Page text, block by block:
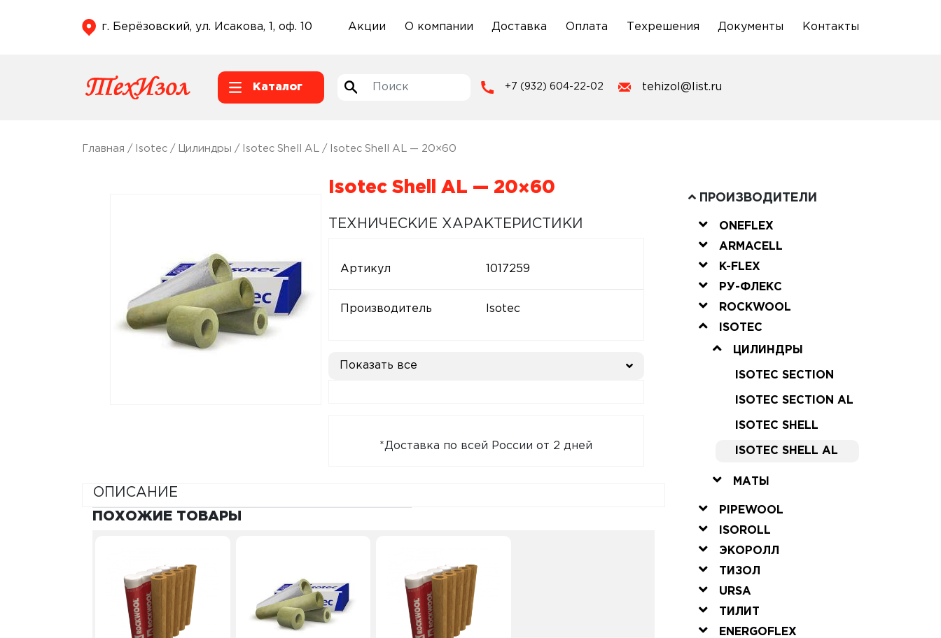
г. Берёзовский, ул. Исакова, 1, оф. 10 Акции О компании Доставка Оплата Техрешения Документы Контакты
Каталог +7 (932) 604-22-02 tehizol@list.ru
Главная / Isotec / Цилиндры / Isotec Shell AL / Isotec Shell AL — 20×60
Isotec Shell AL — 20×60
ТЕХНИЧЕСКИЕ ХАРАКТЕРИСТИКИ
Артикул 1017259
Производитель Isotec
Показать все
*Доставка по всей России от 2 дней
ОПИСАНИЕ
ПОХОЖИЕ ТОВАРЫ
ПРОИЗВОДИТЕЛИ
ONEFLEX
ARMACELL
K-FLEX
РУ-ФЛЕКС
ROCKWOOL
ISOTEC
ЦИЛИНДРЫ
ISOTEC SECTION
ISOTEC SECTION AL
ISOTEC SHELL
ISOTEC SHELL AL
МАТЫ
PIPEWOOL
ISOROLL
ЭКОРОЛЛ
ТИЗОЛ
URSA
ТИЛИТ
ENERGOFLEX